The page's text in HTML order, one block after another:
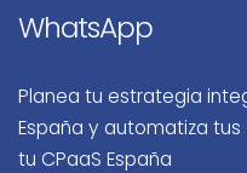
WhatsApp
Planea tu estrategia
España y automatiza
tu CPaaS España